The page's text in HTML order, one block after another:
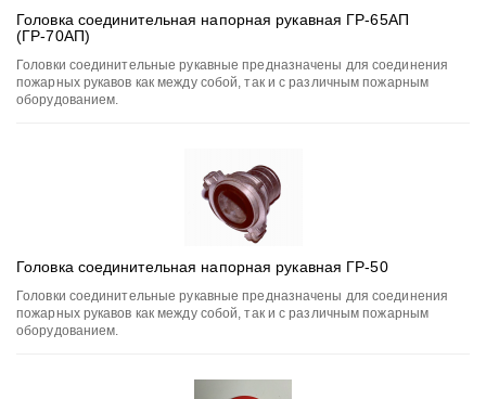
Головка соединительная напорная рукавная ГР-65АП
(ГР-70АП)
Головки соединительные рукавные предназначены для соединения
пожарных рукавов как между собой, так и с различным пожарным
оборудованием.
Головка соединительная напорная рукавная ГР-50
Головки соединительные рукавные предназначены для соединения
пожарных рукавов как между собой, так и с различным пожарным
оборудованием.